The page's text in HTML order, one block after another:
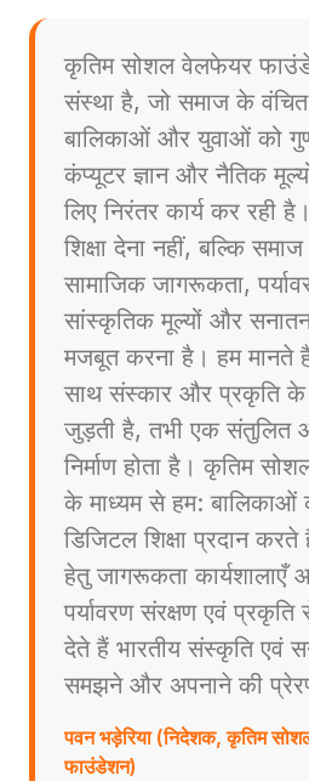
कृतिम सोशल वेलफेयर
संस्था है, जो समाज के वंचित
बालिकाओं और युवाओं को
कंप्यूटर ज्ञान और नैतिक
लिए निरंतर कार्य कर रही
शिक्षा देना नहीं, बल्कि
सामाजिक जागरूकता,
सांस्कृतिक मूल्यों और
मजबूत करना है। हम मानते
साथ संस्कार और प्रकृति के
जुड़ती है, तभी एक संतुलित
निर्माण होता है। कृतिम
के माध्यम से हम: बालिकाओं
डिजिटल शिक्षा प्रदान
हेतु जागरूकता कार्यशालाएँ
पर्यावरण संरक्षण एवं
देते हैं भारतीय संस्कृति एवं
समझने और अपनाने की
पवन भड़ेरिया (निदेशक, कृतिम
फाउंडेशन)